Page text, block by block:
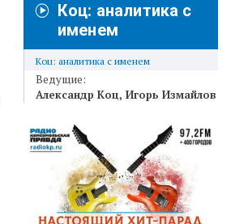
Коц: аналитика с
именем
Коц: аналитика с именем
Ведущие:
Александр Коц Игорь Измайлов